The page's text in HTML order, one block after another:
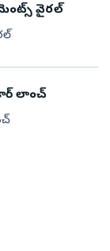
వైరల్
లాంచ్